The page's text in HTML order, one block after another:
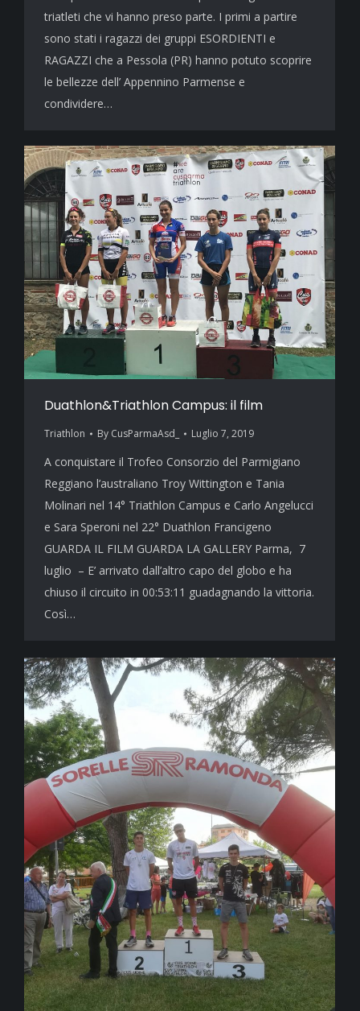
triatleti che vi hanno preso parte. I primi a partire
sono stati i ragazzi dei gruppi ESORDIENTI e
RAGAZZI che a Pessola (PR) hanno potuto scoprire
le bellezze dell’ Appennino Parmense e
condividere…
Duathlon&Triathlon Campus: il film
Triathlon By CusParmaAsd_ Luglio 7, 2019
A conquistare il Trofeo Consorzio del Parmigiano
Reggiano l’australiano Troy Wittington e Tania
Molinari nel 14° Triathlon Campus e Carlo Angelucci
e Sara Speroni nel 22° Duathlon Francigeno
GUARDA IL FILM GUARDA LA GALLERY Parma, 7
luglio – E’ arrivato dall’altro capo del globo e ha
chiuso il circuito in 00:53:11 guadagnando la vittoria.
Così…